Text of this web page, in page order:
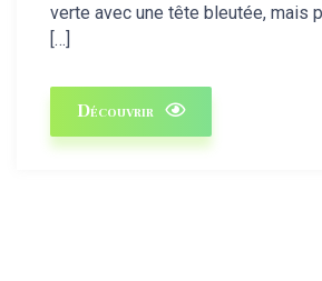
verte avec une tête bleutée, mais
[…]
Découvrir